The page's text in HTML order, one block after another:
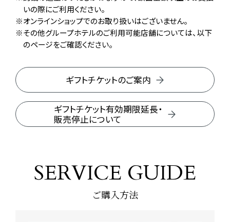
いの際にご利用ください。
オンラインショップでのお取り扱いはございません。
その他グループホテルのご利用可能店舗については、以下
のページをご確認ください。
ギフトチケットのご案内
ギフトチケット有効期限延長・
販売停止について
ご購入方法
SERVICE GUIDE